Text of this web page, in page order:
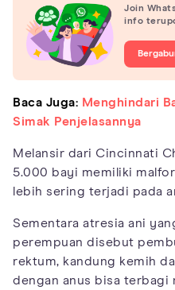
Join
info
Baca Juga: Menghindari
Simak Penjelasannya
Melansir dari Cincinnati
5.000 bayi memiliki
lebih sering terjadi pada
Sementara atresia ani
perempuan disebut
rektum, kandung kemih
dengan anus bisa terbagi